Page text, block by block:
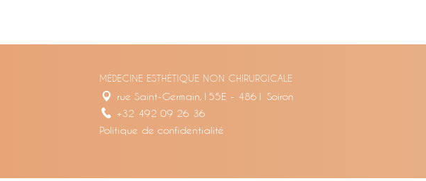
MÉDECINE ESTHÉTIQUE NON CHIRURGICALE
rue Saint-Germain,155E - 4861 Soiron
+32 492 09 26 36
Politique de confidentialité